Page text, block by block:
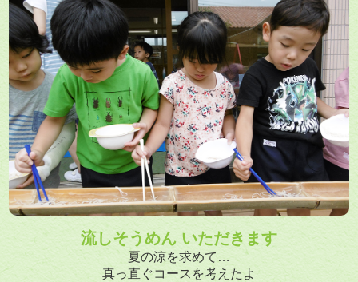
流しそうめん いただきます
夏の涼を求めて…
真っ直ぐコースを考えたよ